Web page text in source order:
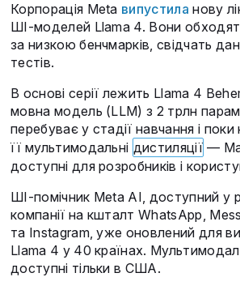
Корпорація Meta випустила нову
ШІ-моделей Llama 4. Вони
за низкою бенчмарків, свідчать
тестів.
В основі серії лежить Llama 4
мовна модель (LLM) з 2 трлн
перебуває у стадії навчання і
її мультимодальні дистиляції —
доступні для розробників і
ШІ-помічник Meta AI, доступний у
компанії на кшталт WhatsApp,
та Instagram, уже оновлений для
Llama 4 у 40 країнах.
доступні тільки в США.